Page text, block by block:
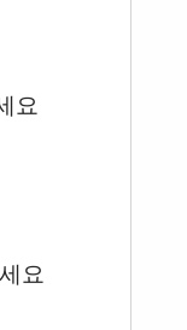
요
요